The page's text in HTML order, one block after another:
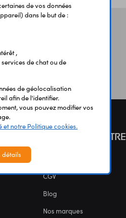
NOUS CONNAÎTRE
CGV
Blog
Nos marques
de vos données
dans le but de :
,
de chat ou de
de géolocalisation
afin de l'identifier.
vous pouvez modifier vos
et notre Politique cookies.
détails